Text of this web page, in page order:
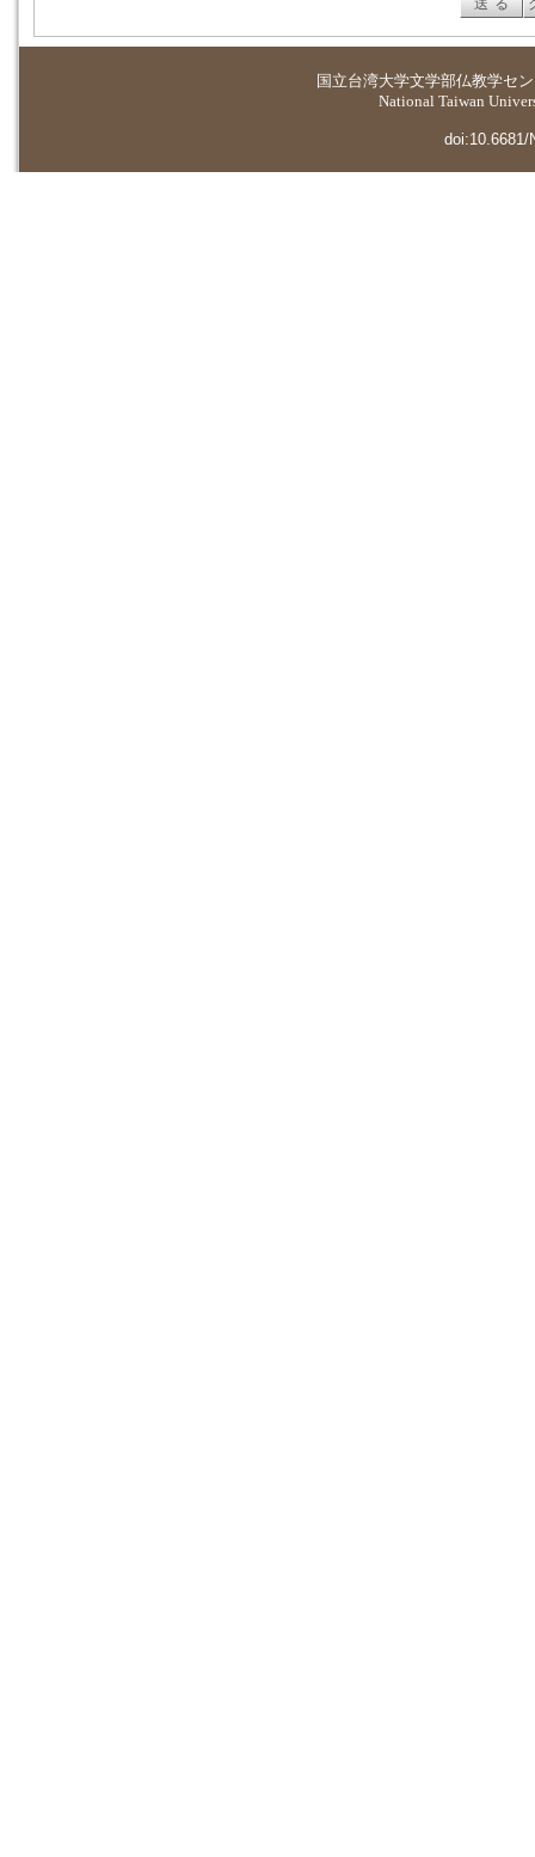
国立台湾大学文学部仏教学セ
National Taiwan
doi:10.6681/